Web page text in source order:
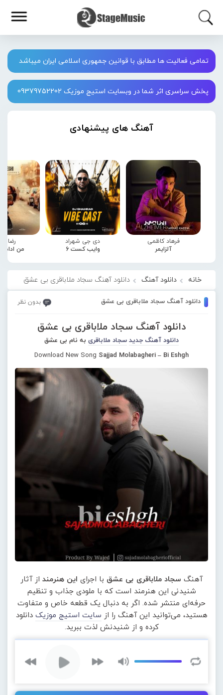
تمامی فعالیت ها مطابق با قوانین جمهوری اسلامی ایران میباشد
پخش سراسری اثر شما در وبسایت استیج موزیک 09379752202
آهنگ های پیشنهادی
فرهاد کاظمی
آلزایمر
دی جی شهراد
وایب کست 6
رضا
من
خانه دانلود آهنگ دانلود آهنگ سجاد ملاباقری بی عشق
دانلود آهنگ سجاد ملاباقری بی عشق بدون نظر
دانلود آهنگ سجاد ملاباقری بی عشق
دانلود آهنگ جدید سجاد ملاباقری به نام بی عشق
Download New Song Sajjad Molabagheri – Bi Eshgh
آهنگ سجاد ملاباقری بی عشق با اجرای این هنرمند از آثار
شنیدنی این هنرمند است که با ملودی جذاب و تنظیم
حرفه‌ای منتشر شده. اگر به دنبال یک قطعه خاص و متفاوت
هستید، می‌توانید این آهنگ را از سایت استیج موزیک دانلود
کرده و از شنیدنش لذت ببرید.